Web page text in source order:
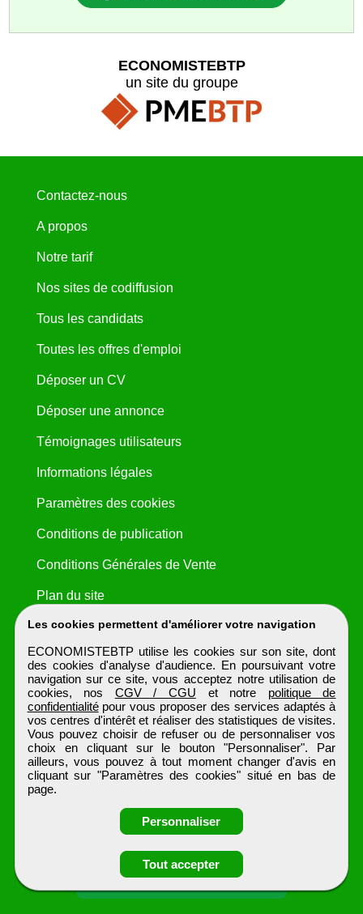
Obtenir ses
coordonnées
Les cookies permettent d'améliorer votre navigation
ECONOMISTEBTP utilise les cookies sur son site, dont
des cookies d'analyse d'audience. En poursuivant votre
navigation sur ce site, vous acceptez notre utilisation de
cookies, nos CGV / CGU et notre politique de
confidentialitépour vous proposer des services adaptés à
vos centres d'intérêt et réaliser des statistiques de visites.
Vous pouvez choisir de refuser ou de personnaliser vos
choix en cliquant sur le bouton "Personnaliser". Par
ailleurs, vous pouvez à tout moment changer d'avis en
cliquant sur "Paramètres des cookies" situé en bas de
page.
Personnaliser
Tout accepter
ECONOMISTEBTP
un site du groupe
Contactez-nous
A propos
Notre tarif
Nos sites de codiffusion
Tous les candidats
Toutes les offres d'emploi
Déposer un CV
Déposer une annonce
Témoignages utilisateurs
Informations légales
Paramètres des cookies
Conditions de publication
Conditions Générales de Vente
Plan du site
ECONOMISTEBTP
Tous droits réservés © 1999 - 2026